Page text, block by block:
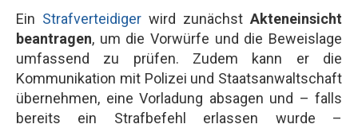
Ein Strafverteidiger wird zunächst Akteneinsicht
beantragen, um die Vorwürfe und die Beweislage
umfassend zu prüfen. Zudem kann er die
Kommunikation mit Polizei und Staatsanwaltschaft
übernehmen, eine Vorladung absagen und – falls
bereits ein Strafbefehl erlassen wurde –